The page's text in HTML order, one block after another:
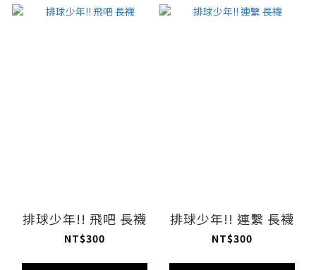
排球少年!! 飛吧 長襪
NT$300
排球少年!! 連繫 長襪
NT$300